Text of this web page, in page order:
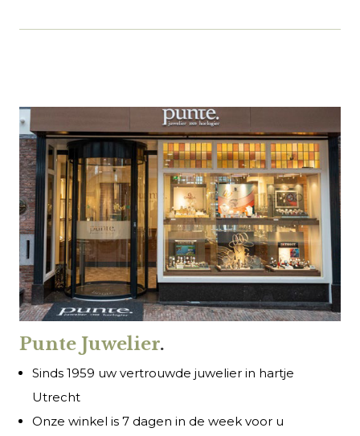
Punte Juwelier.
Sinds 1959 uw vertrouwde juwelier in hartje
Utrecht
Onze winkel is 7 dagen in de week voor u